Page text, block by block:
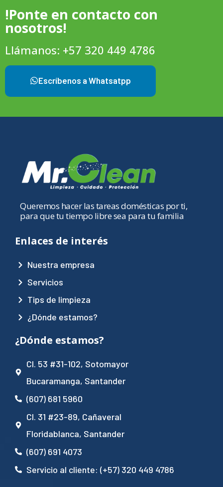
!Ponte en contacto con
nosotros!
Llámanos: +57 320 449 4786
Escríbenos a Whatsatpp
Queremos hacer las tareas domésticas por ti,
para que tu tiempo libre sea para tu familia
Enlaces de interés
Nuestra empresa
Servicios
Tips de limpieza
¿Dónde estamos?
¿Dónde estamos?
Cl. 53 #31-102, Sotomayor
Bucaramanga, Santander
(607) 681 5960
Cl. 31 #23-89, Cañaveral
Floridablanca, Santander
(607) 691 4073
Servicio al cliente: (+57) 320 449 4786